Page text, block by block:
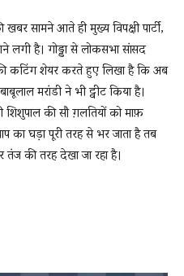
सामने आते ही मुख्य विपक्षी पार्टी,
लगी है। गोड्डा से लोकसभा सांसद
कटिंग शेयर करते हुए लिखा है कि अब
मरांडी ने भी ट्वीट किया है।
की सौ ग़लतियों को माफ़
का घड़ा पूरी तरह से भर जाता है तब
की तरह देखा जा रहा है।